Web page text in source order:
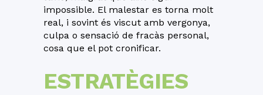
impossible. El malestar es torna molt
real, i sovint és viscut amb vergonya,
culpa o sensació de fracàs personal,
cosa que el pot cronificar.
ESTRATÈGIES